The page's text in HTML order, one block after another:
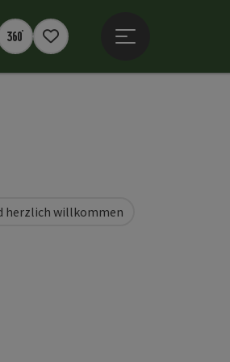
Karte
360° Panoramen
Merkzettel
herzlich willkommen